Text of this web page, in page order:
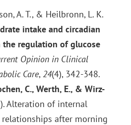
A. T., & Heilbronn, L. K.
intake and circadian
regulation of glucose
Opinion in Clinical
Care,24(4), 342-348.
C., Werth, E., & Wirz-
Alteration of internal
relationships after morning